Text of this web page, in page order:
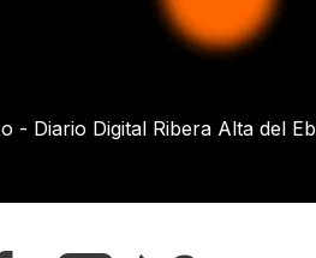
- Diario Digital Ribera Alta del